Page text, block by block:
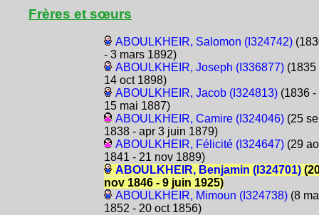
Frères et sœurs
ABOULKHEIR, Salomon (I324742)
- 3 mars 1892)
ABOULKHEIR, Joseph (I336877)(1835
14 oct 1898)
ABOULKHEIR, Jacob (I324813)(1836 -
15 mai 1887)
ABOULKHEIR, Camire (I324046)(25
1838 - apr 3 juin 1879)
ABOULKHEIR, Félicité (I324647)(29
1841 - 21 nov 1889)
ABOULKHEIR, Benjamin (I324701)
nov 1846 - 9 juin 1925)
ABOULKHEIR, Mimoun (I324738)(8
1852 - 20 oct 1856)